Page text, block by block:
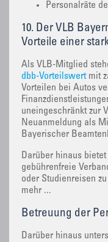
Personalräte
10. Der VLB
Vorteile einer
Als VLB-Mitglied
dbb-Vorteilswertmit
Vorteilen bei Autos
uneingeschränkt zur
Neuanmeldung als
Bayerischer
Darüber hinaus
gebührenfreie
oder Studienreisen
mehr ...
Betreuung der
Darüber hinaus